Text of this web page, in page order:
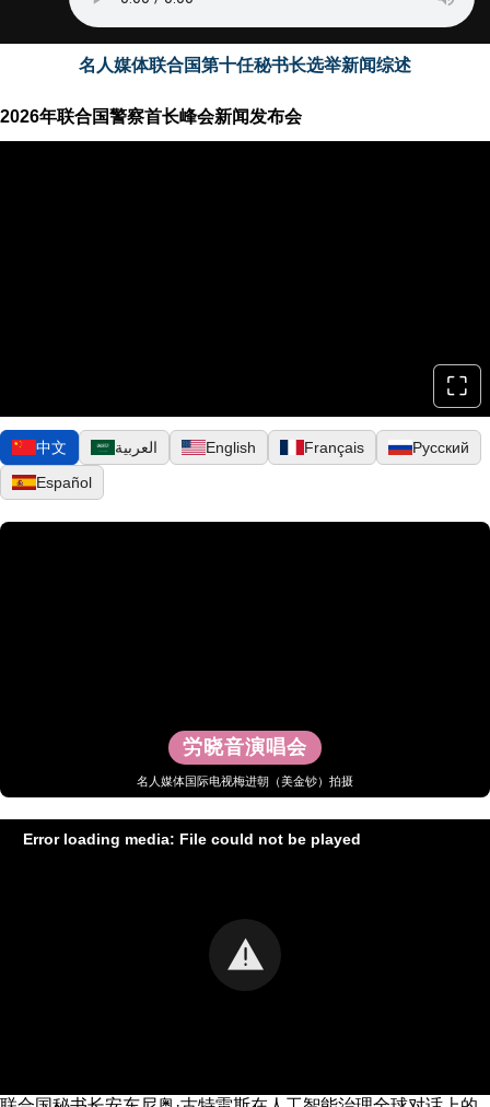
名人媒体联合国第十任秘书长选举新闻综述
2026年联合国警察首长峰会新闻发布会
▶
⛶
中文 العربية English Français
Русский
Español
労晓音演唱会
名人媒体国际电视梅进朝（美金钞）拍摄
Error loading media: File could not be played